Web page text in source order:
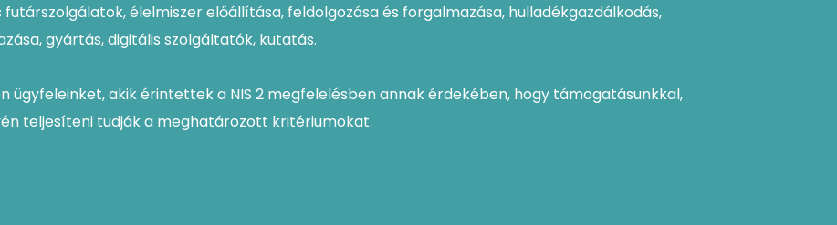
futárszolgálatok, élelmiszer előállítása, feldolgozása és forgalmazása, hulladékgazdálkodás,
gyártás, digitális szolgáltatók, kutatás.
ügyfeleinket, akik érintettek a NIS 2 megfelelésben annak érdekében, hogy támogatásunkkal,
teljesíteni tudják a meghatározott kritériumokat.